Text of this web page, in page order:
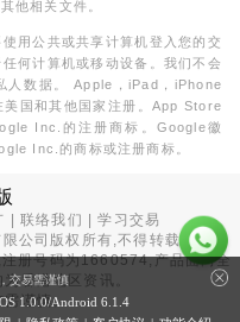
他相关文件。
用公共或共享计算机登入您的交
何计算机或移动设备。我们不会
人数据。 Apple，iPad，iPhone
国和其他国家注册。App Store
Inc.的注册商标。Google徽
Inc.的商标或注册商标。
|联络我们 |学习交易
公司版权所有,不得转载
册号码为1660574,产品面向全
香港地区资讯。
需谨慎。
交易需谨慎
1.0.0/Android 6.1.4